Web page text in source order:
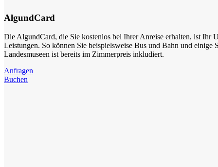
AlgundCard
Die AlgundCard, die Sie kostenlos bei Ihrer Anreise erhalten, ist Ihr
Leistungen. So können Sie beispielsweise Bus und Bahn und
Landesmuseen ist bereits im Zimmerpreis inkludiert.
Anfragen
Buchen